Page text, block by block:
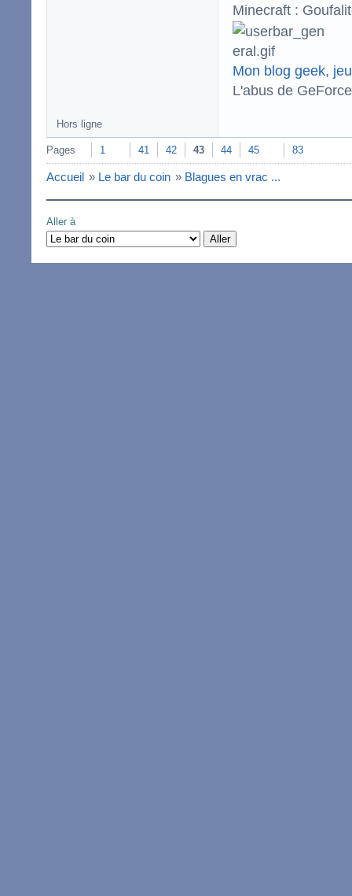
Minecraft :
Mon blog geek,
L'abus de
Hors ligne
Pages 1 41 42 43 44 45 83
Accueil » Le bar du coin » Blagues en vrac ...
Aller à